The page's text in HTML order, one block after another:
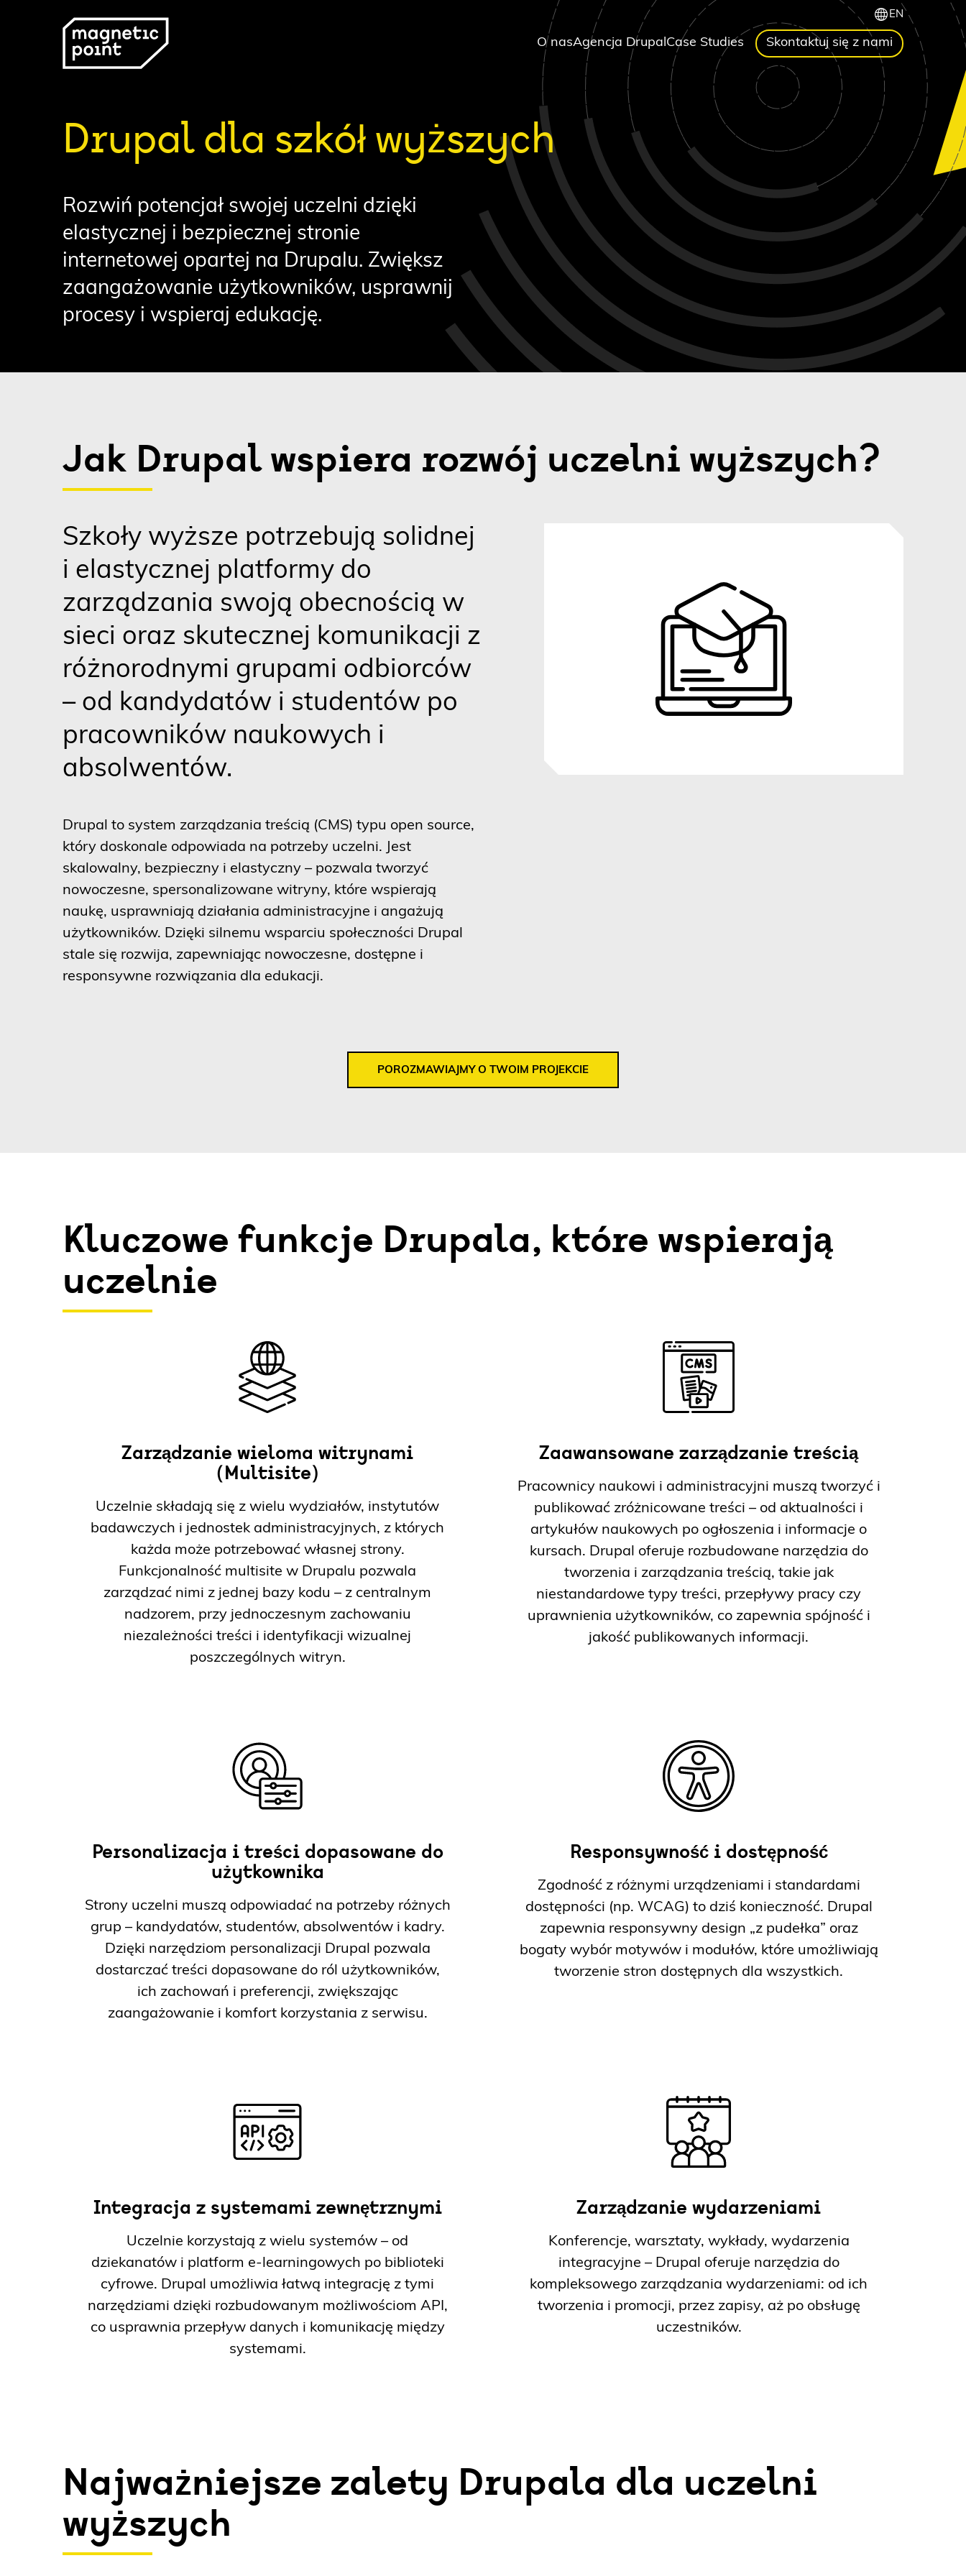
EN
O nasAgencja Drupal Case Studies Skontaktuj się z nami
Drupal dla szkół wyższych
Rozwiń potencjał swojej uczelni dzięki
elastycznej i bezpiecznej stronie
internetowej opartej na Drupalu. Zwiększ
zaangażowanie użytkowników, usprawnij
procesy i wspieraj edukację.
Jak Drupal wspiera rozwój uczelni wyższych?
Szkoły wyższe potrzebują solidnej
i elastycznej platformy do
zarządzania swoją obecnością w
sieci oraz skutecznej komunikacji z
różnorodnymi grupami odbiorców
– od kandydatów i studentów po
pracowników naukowych i
absolwentów.
Drupal to system zarządzania treścią (CMS) typu open source,
który doskonale odpowiada na potrzeby uczelni. Jest
skalowalny, bezpieczny i elastyczny – pozwala tworzyć
nowoczesne, spersonalizowane witryny, które wspierają
naukę, usprawniają działania administracyjne i angażują
użytkowników. Dzięki silnemu wsparciu społeczności Drupal
stale się rozwija, zapewniając nowoczesne, dostępne i
responsywne rozwiązania dla edukacji.
POROZMAWIAJMY O TWOIM PROJEKCIE
Kluczowe funkcje Drupala, które wspierają
uczelnie
Zarządzanie wieloma witrynami
(Multisite)
Uczelnie składają się z wielu wydziałów, instytutów
badawczych i jednostek administracyjnych, z których
każda może potrzebować własnej strony.
Funkcjonalność multisite w Drupalu pozwala
zarządzać nimi z jednej bazy kodu – z centralnym
nadzorem, przy jednoczesnym zachowaniu
niezależności treści i identyfikacji wizualnej
poszczególnych witryn.
Zaawansowane zarządzanie treścią
Pracownicy naukowi i administracyjni muszą tworzyć i
publikować zróżnicowane treści – od aktualności i
artykułów naukowych po ogłoszenia i informacje o
kursach. Drupal oferuje rozbudowane narzędzia do
tworzenia i zarządzania treścią, takie jak
niestandardowe typy treści, przepływy pracy czy
uprawnienia użytkowników, co zapewnia spójność i
jakość publikowanych informacji.
Personalizacja i treści dopasowane do
użytkownika
Strony uczelni muszą odpowiadać na potrzeby różnych
grup – kandydatów, studentów, absolwentów i kadry.
Dzięki narzędziom personalizacji Drupal pozwala
dostarczać treści dopasowane do ról użytkowników,
ich zachowań i preferencji, zwiększając
zaangażowanie i komfort korzystania z serwisu.
Responsywność i dostępność
Zgodność z różnymi urządzeniami i standardami
dostępności (np. WCAG) to dziś konieczność. Drupal
zapewnia responsywny design „z pudełka” oraz
bogaty wybór motywów i modułów, które umożliwiają
tworzenie stron dostępnych dla wszystkich.
Integracja z systemami zewnętrznymi
Uczelnie korzystają z wielu systemów – od
dziekanatów i platform e-learningowych po biblioteki
cyfrowe. Drupal umożliwia łatwą integrację z tymi
narzędziami dzięki rozbudowanym możliwościom API,
co usprawnia przepływ danych i komunikację między
systemami.
Zarządzanie wydarzeniami
Konferencje, warsztaty, wykłady, wydarzenia
integracyjne – Drupal oferuje narzędzia do
kompleksowego zarządzania wydarzeniami: od ich
tworzenia i promocji, przez zapisy, aż po obsługę
uczestników.
Najważniejsze zalety Drupala dla uczelni
wyższych